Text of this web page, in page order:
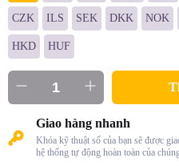
CZK ILS SEK DKK NOK
HKD HUF
Giao hàng nhanh
Khóa kỹ thuật số của bạn sẽ được
hệ thống tự động hoàn toàn của